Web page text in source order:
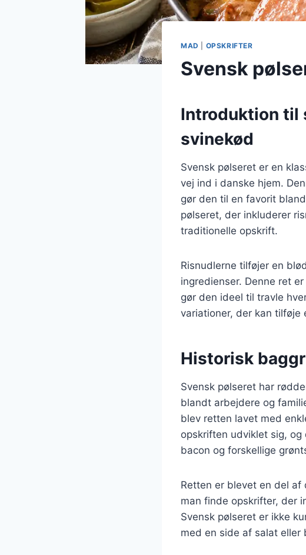
MAD OPSKRIFTER
Svensk
Introduktion til
svinekød
Svensk pølseret er en
vej ind i danske hjem.
gør den til en favorit
pølseret, der inkluderer
traditionelle opskrift.
Risnudlerne tilføjer en
ingredienser. Denne ret
gør den ideel til travle
variationer, der kan
Historisk
Svensk pølseret har
blandt arbejdere og
blev retten lavet med
opskriften udviklet sig,
bacon og forskellige
Retten er blevet en del
man finde opskrifter, der
Svensk pølseret er ikke
med en side af salat eller